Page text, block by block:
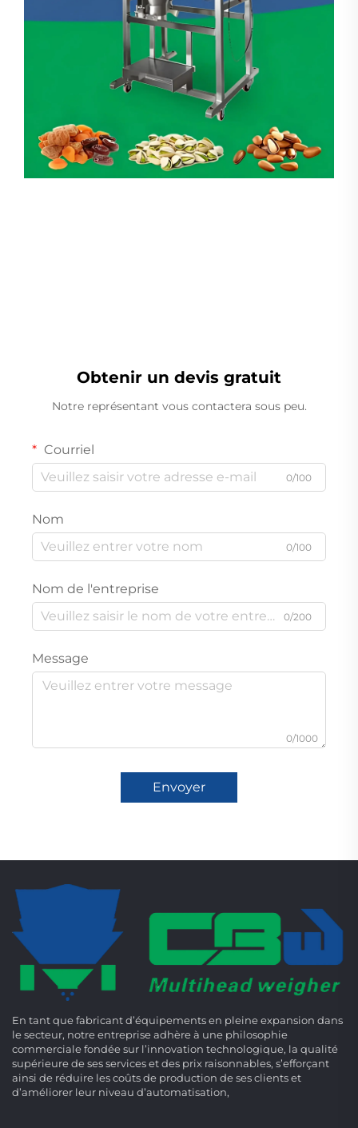
Obtenir un devis gratuit
Notre représentant vous contactera sous peu.
Courriel
0/100
Nom
0/100
Nom de l'entreprise
0/200
Message
0/1000
Envoyer
En tant que fabricant d’équipements en pleine expansion dans
le secteur, notre entreprise adhère à une philosophie
commerciale fondée sur l’innovation technologique, la qualité
supérieure de ses services et des prix raisonnables, s’efforçant
ainsi de réduire les coûts de production de ses clients et
d’améliorer leur niveau d’automatisation,